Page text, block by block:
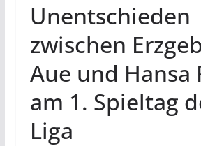
Unentschieden
zwischen
Aue und Hansa
am 1. Spieltag
Liga